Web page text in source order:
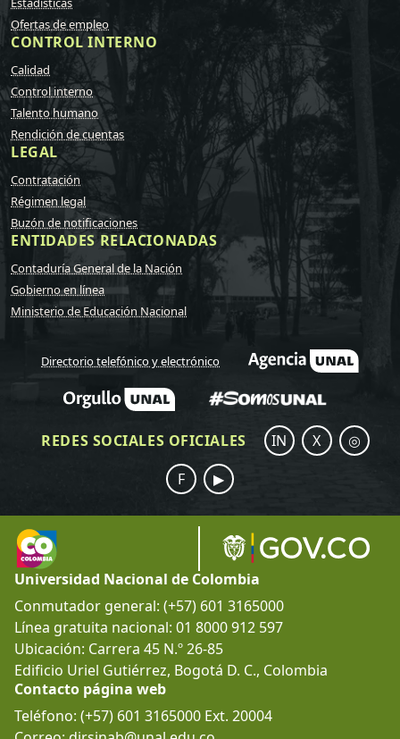
Ofertas de empleo
CONTROL INTERNO
Calidad
Control interno
Talento humano
Rendición de cuentas
LEGAL
Contratación
Régimen legal
Buzón de notificaciones
ENTIDADES RELACIONADAS
Contaduría General de la Nación
Gobierno en línea
Ministerio de Educación Nacional
Directorio telefónico y electrónico
REDES SOCIALES OFICIALES IN X
◎
F
▶
Universidad Nacional de Colombia
Conmutador general: (+57) 601 3165000
Línea gratuita nacional: 01 8000 912 597
Ubicación: Carrera 45 N.º 26-85
Edificio Uriel Gutiérrez, Bogotá D. C., Colombia
Contacto página web
Teléfono: (+57) 601 3165000 Ext. 20004